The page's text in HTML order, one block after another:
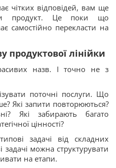
чітких відповідей, вам ще
продукт. Це поки що
самостійно перекласти на
продуктової лінійки
назв. І точно не з
поточні послуги. Що
Які запити повторюються?
Які забирають багато
цінності?
задачі від складних
задачі можна структурувати
на етапи.